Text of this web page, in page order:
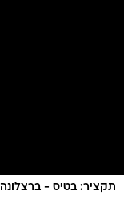
תקציר: בטיס - ברצלונה 2:2 (4:2 בפנדלים)